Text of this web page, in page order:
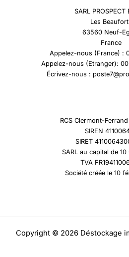
SARL PROSPECT
Les
63560 Neuf-
France
Appelez-nous (France) :
Appelez-nous (Etranger):
Écrivez-nous :
RCS Clermont-
SIREN
SIRET
SARL au capital de
TVA
Société créée le 10
Copyright © 2026 Déstockage